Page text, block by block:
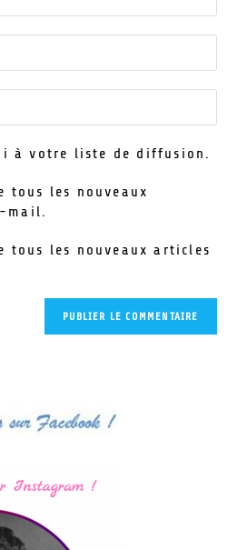
à votre liste de diffusion.
tous les nouveaux
mail.
tous les nouveaux articles